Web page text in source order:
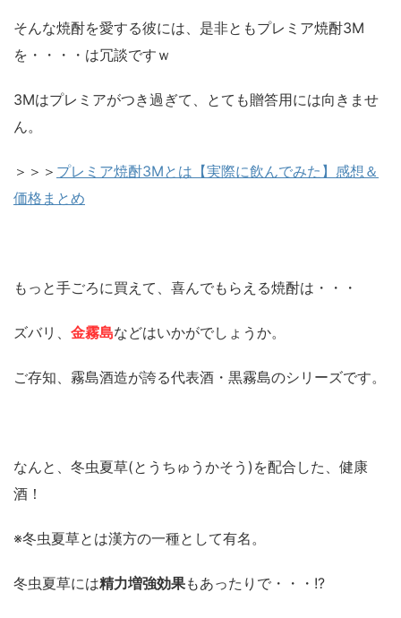
そんな焼酎を愛する彼には、是非ともプレミア焼酎3M
を・・・・は冗談ですｗ
3Mはプレミアがつき過ぎて、とても贈答用には向きませ
ん。
＞＞＞ プレミア焼酎3Mとは【実際に飲んでみた】感想＆
価格まとめ
もっと手ごろに買えて、喜んでもらえる焼酎は・・・
ズバリ、 金霧島などはいかがでしょうか。
ご存知、霧島酒造が誇る代表酒・黒霧島のシリーズです。
なんと、冬虫夏草(とうちゅうかそう)を配合した、健康
酒！
※冬虫夏草とは漢方の一種として有名。
冬虫夏草には精力増強効果もあったりで・・・!?